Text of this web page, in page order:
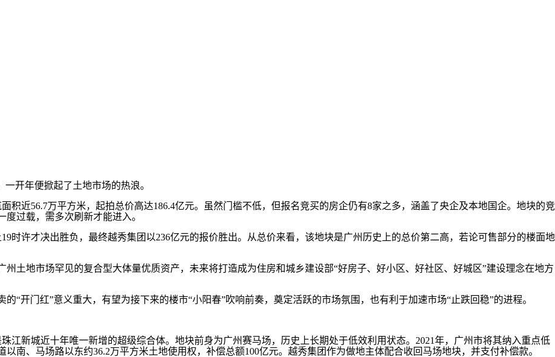
开年便掀起了土地市场的热浪。
近56.7万平方米，起拍总价高达186.4亿元。虽然门槛不低，但报名竞买的房企仍有8家之多，涵盖了央企及本地国企。地块的竞
过载，需多次刷新才能进入。
许才决出胜负，最终越秀集团以236亿元的报价胜出。从总价来看，该地块是广州历史上的总价第二高，若论可售部分的楼面地
地市场罕见的复合型大体量优质资产，未来将打造成为住房和城乡建设部“好房子、好小区、好社区、好城区”建设理念在地方
开门红”意义重大，有望为接下来的楼市“小阳春”吹响前奏，奠定活跃的市场氛围，也有利于加速市场“止跌回稳”的进程。
新城近十年唯一新增的超级综合体。地块前身为广州赛马场，历史上长期处于低效利用状态。2021年，广州市将其纳入重点低
南、马场路以东约36.2万平方米土地使用权，补偿总额100亿元。越秀集团作为做地主体配合收回马场地块，并支付补偿款。